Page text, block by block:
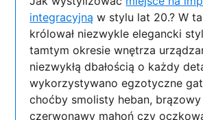
integracyjną w stylu lat 20.? W
królował niezwykle elegancki
tamtym okresie wnętrza
niezwykłą dbałością o każdy
wykorzystywano egzotyczne
choćby smolisty heban, brązowy
czerwonawy mahoń czy